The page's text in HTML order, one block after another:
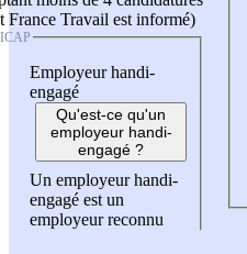
France Travail est informé)
Employeur handi-
engagé
Qu'est-ce qu'un
employeur handi-
engagé ?
Un employeur handi-
engagé est un
employeur reconnu